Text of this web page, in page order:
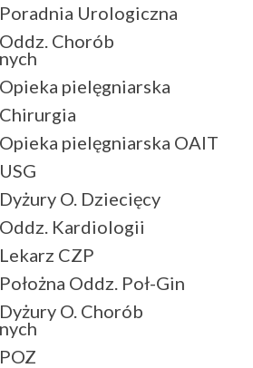
Urologiczna
Chorób
pielęgniarska
pielęgniarska OAIT
O. Dziecięcy
Kardiologii
CZP
Oddz. Poł-Gin
O. Chorób